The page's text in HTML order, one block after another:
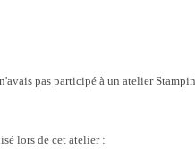
pas participé à un atelier
lors de cet atelier :